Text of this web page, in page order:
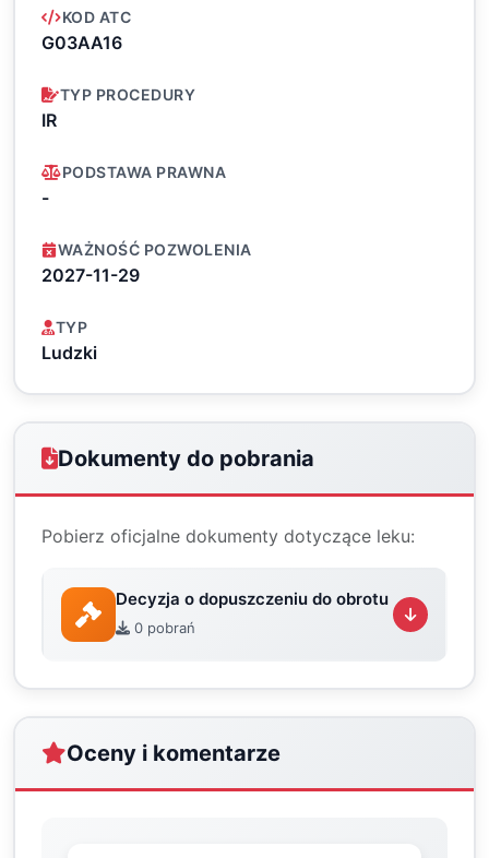
KOD ATC
G03AA16
TYP PROCEDURY
IR
PODSTAWA PRAWNA
-
WAŻNOŚĆ POZWOLENIA
2027-11-29
TYP
Ludzki
Dokumenty do pobrania
Pobierz oficjalne dokumenty dotyczące leku:
Decyzja o dopuszczeniu do obrotu
0 pobrań
Oceny i komentarze